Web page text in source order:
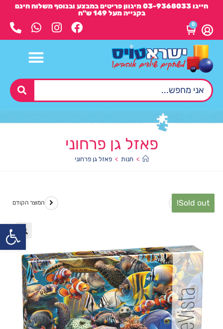
חייגו 03-9368033 מיגוון פריטים במבצע ובנוסף משלוח חינם
בקנייה מעל 149 ש"ח
0
פאזל גן פרחוני
> חנות > פאזל גן פרחוני
המוצר הקודם המוצר הבא
Sold out!